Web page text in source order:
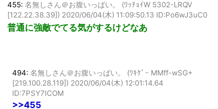
455:名無しさん＠お腹いっぱい。 (ﾜｯﾁｮｲW 5302-LRQV
[122.22.38.39]) 2020/06/04(木) 11:09:50.13 ID:Po6wJ3uC0
494:名無しさん＠お腹いっぱい。 (ﾜｷｹﾞｰ MMff-wSG+
[219.100.28.119])
ID:7PSY7ICOM